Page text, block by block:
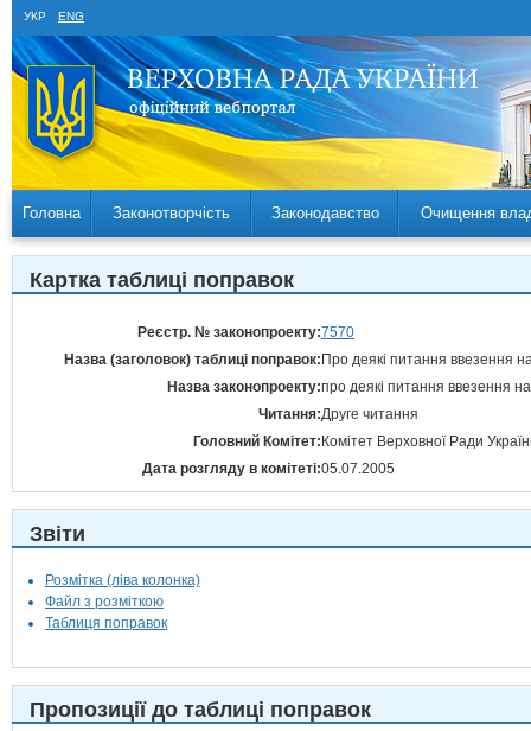
УКР ENG
Головна Законотворчість Законодавство Очищення
Картка таблиці поправок
Реєстр. № законопроекту:7570
Назва (заголовок) таблиці поправок: Про деякі питання ввезення
Назва законопроекту:про деякі питання ввезення
Читання:Друге читання
Головний Комітет: Комітет Верховної Ради
Дата розгляду в комітеті:05.07.2005
Звіти
Розмітка (ліва колонка)
Файл з розміткою
Таблиця поправок
Пропозиції до таблиці поправок